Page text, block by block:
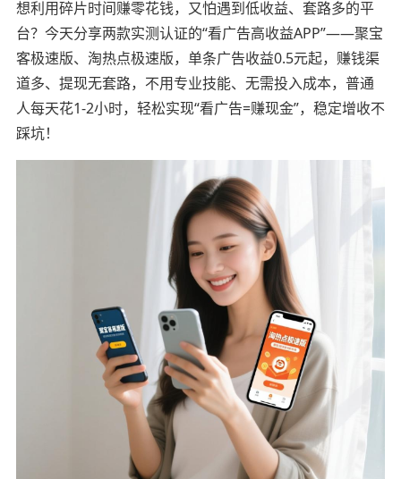
想利用碎片时间赚零花钱，又怕遇到低收益、套路多的平
台？今天分享两款实测认证的“看广告高收益APP”——聚宝
客极速版、淘热点极速版，单条广告收益0.5元起，赚钱渠
道多、提现无套路，不用专业技能、无需投入成本，普通
人每天花1-2小时，轻松实现“看广告=赚现金”，稳定增收不
踩坑！